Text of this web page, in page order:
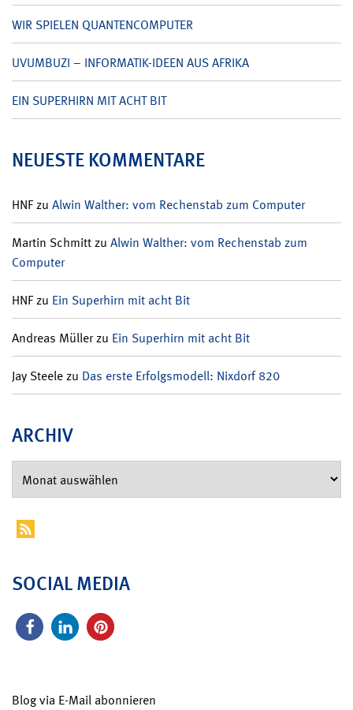
WIR SPIELEN QUANTENCOMPUTER
UVUMBUZI – INFORMATIK-IDEEN AUS AFRIKA
EIN SUPERHIRN MIT ACHT BIT
NEUESTE KOMMENTARE
HNFzu Alwin Walther: vom Rechenstab zum Computer
Martin Schmittzu Alwin Walther: vom Rechenstab zum
Computer
HNFzu Ein Superhirn mit acht Bit
Andreas Müllerzu Ein Superhirn mit acht Bit
Jay Steelezu Das erste Erfolgsmodell: Nixdorf 820
ARCHIV
SOCIAL MEDIA
Blog via E-Mail abonnieren